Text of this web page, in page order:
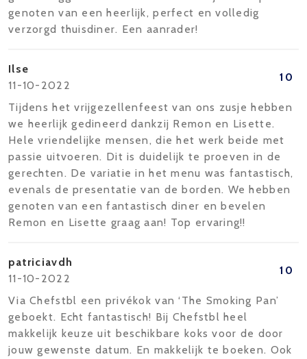
genoten van een heerlijk, perfect en volledig
verzorgd thuisdiner. Een aanrader!
Ilse
11-10-2022
10
Tijdens het vrijgezellenfeest van ons zusje hebben
we heerlijk gedineerd dankzij Remon en Lisette.
Hele vriendelijke mensen, die het werk beide met
passie uitvoeren. Dit is duidelijk te proeven in de
gerechten. De variatie in het menu was fantastisch,
evenals de presentatie van de borden. We hebben
genoten van een fantastisch diner en bevelen
Remon en Lisette graag aan! Top ervaring!!
patriciavdh
11-10-2022
10
Via Chefstbl een privékok van ‘The Smoking Pan’
geboekt. Echt fantastisch! Bij Chefstbl heel
makkelijk keuze uit beschikbare koks voor de door
jouw gewenste datum. En makkelijk te boeken. Ook